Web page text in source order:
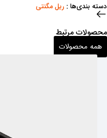
دسته بندی‌ها : ‌ ریل مگنتی
محصولات مرتبط
همه محصولات